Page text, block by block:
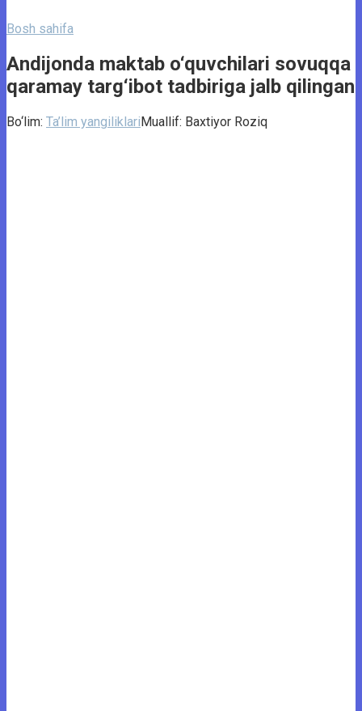
Bosh sahifa
Andijonda maktab o‘quvchilari sovuqqa
qaramay targ‘ibot tadbiriga jalb qilingan
Bo‘lim: Ta’lim yangiliklariMuallif: Baxtiyor Roziq